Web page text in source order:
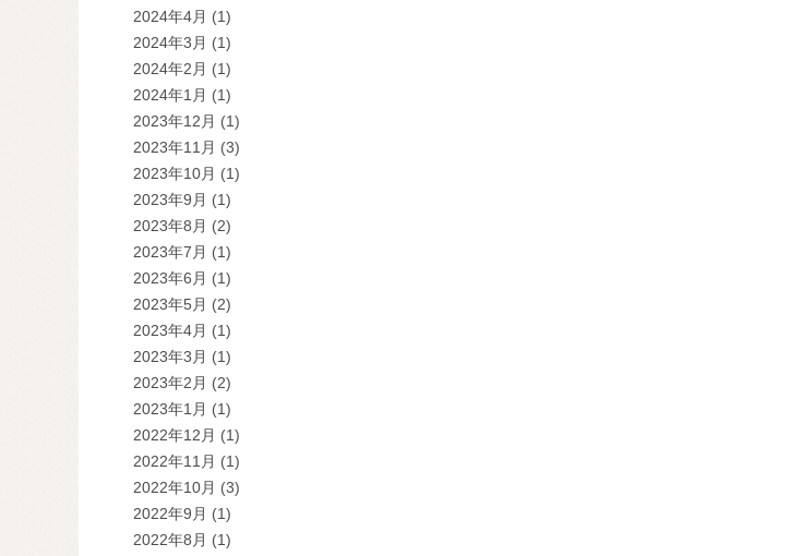
2024年4月 (1)
2024年3月 (1)
2024年2月 (1)
2024年1月 (1)
2023年12月 (1)
2023年11月 (3)
2023年10月 (1)
2023年9月 (1)
2023年8月 (2)
2023年7月 (1)
2023年6月 (1)
2023年5月 (2)
2023年4月 (1)
2023年3月 (1)
2023年2月 (2)
2023年1月 (1)
2022年12月 (1)
2022年11月 (1)
2022年10月 (3)
2022年9月 (1)
2022年8月 (1)